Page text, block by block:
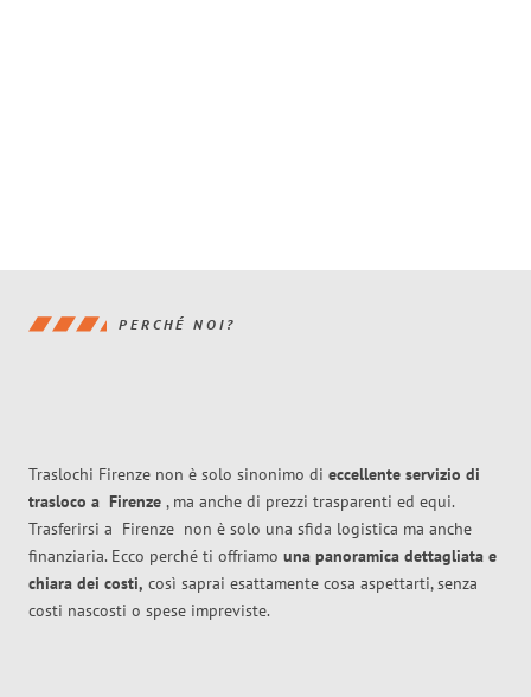
PERCHÉ NOI?
Traslochi Firenze non è solo sinonimo di eccellente servizio di
trasloco a Firenze , ma anche di prezzi trasparenti ed equi.
Trasferirsi a Firenze non è solo una sfida logistica ma anche
finanziaria. Ecco perché ti offriamo una panoramica dettagliata e
chiara dei costi, così saprai esattamente cosa aspettarti, senza
costi nascosti o spese impreviste.